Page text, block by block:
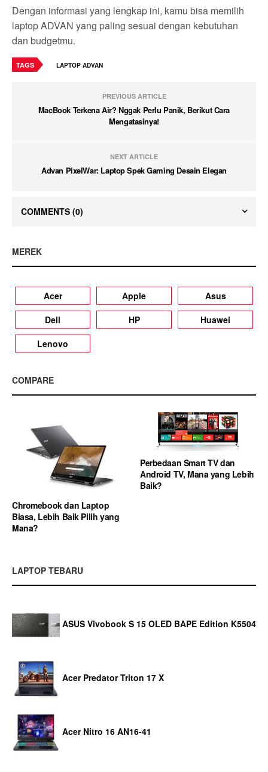
Dengan informasi yang lengkap ini, kamu bisa memilih
laptop ADVAN yang paling sesuai dengan kebutuhan
dan budgetmu.
TAGS LAPTOP ADVAN
PREVIOUS ARTICLE
MacBook Terkena Air? Nggak Perlu Panik, Berikut Cara
Mengatasinya!
NEXT ARTICLE
Advan PixelWar: Laptop Spek Gaming Desain Elegan
COMMENTS (0)
MEREK
Acer Apple
Asus
Dell
HP
Huawei
Lenovo
COMPARE
Chromebook dan Laptop
Biasa, Lebih Baik Pilih yang
Mana?
Perbedaan Smart TV dan
Android TV, Mana yang Lebih
Baik?
LAPTOP TEBARU
ASUS Vivobook S 15 OLED BAPE Edition K5504
Acer Predator Triton 17 X
Acer Nitro 16 AN16-41